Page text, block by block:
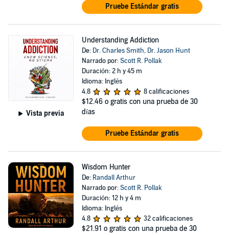
Pruebe Estándar gratis
Vista previa
Understanding Addiction
De: Dr. Charles Smith, Dr. Jason Hunt
Narrado por:Scott R. Pollak
Duración: 2 h y 45 m
Idioma: Inglés
4.8
8 calificaciones
$12.46 o gratis con una prueba de 30
días
Pruebe Estándar gratis
Wisdom Hunter
De: Randall Arthur
Narrado por:Scott R. Pollak
Duración: 12 h y 4 m
Idioma: Inglés
4.8
32 calificaciones
$21.91 o gratis con una prueba de 30